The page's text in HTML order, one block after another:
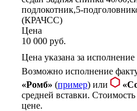
Цена
10 000 руб.
Цена указана за
Возможно исполнение
«Ромб» (пример) или
средней вставки. Стоимость
цене.